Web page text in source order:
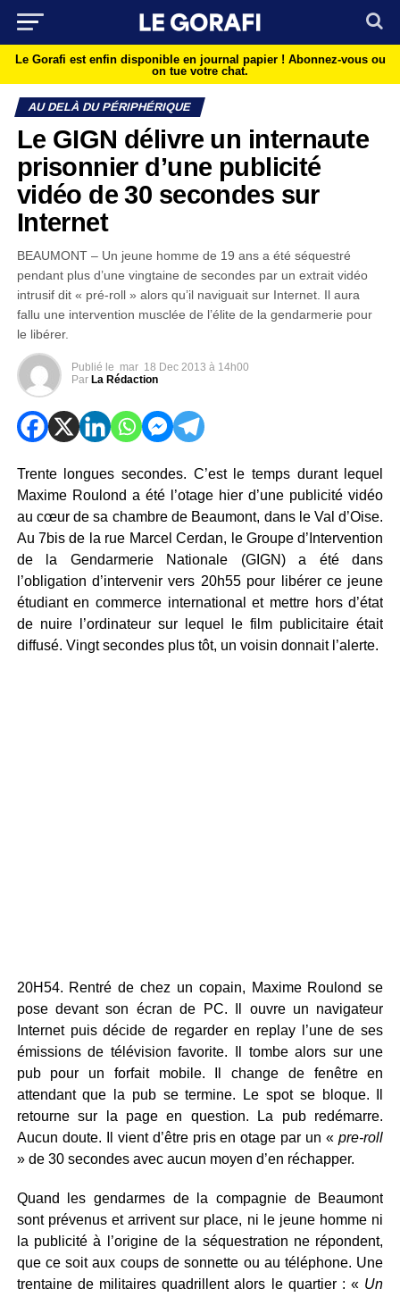
Le Gorafi est enfin disponible en journal papier ! Abonnez-vous ou
on tue votre chat.
AU DELÀ DU PÉRIPHÉRIQUE
Le GIGN délivre un internaute
prisonnier d’une publicité
vidéo de 30 secondes sur
Internet
BEAUMONT – Un jeune homme de 19 ans a été séquestré
pendant plus d’une vingtaine de secondes par un extrait vidéo
intrusif dit « pré-roll » alors qu’il naviguait sur Internet. Il aura
fallu une intervention musclée de l’élite de la gendarmerie pour
le libérer.
Publié le mar 18 Dec 2013 à 14h00
Par La Rédaction
Trente longues secondes. C’est le temps durant lequel
Maxime Roulond a été l’otage hier d’une publicité vidéo
au cœur de sa chambre de Beaumont, dans le Val d’Oise.
Au 7bis de la rue Marcel Cerdan, le Groupe d’Intervention
de la Gendarmerie Nationale (GIGN) a été dans
l’obligation d’intervenir vers 20h55 pour libérer ce jeune
étudiant en commerce international et mettre hors d’état
de nuire l’ordinateur sur lequel le film publicitaire était
diffusé. Vingt secondes plus tôt, un voisin donnait l’alerte.
20H54. Rentré de chez un copain, Maxime Roulond se
pose devant son écran de PC. Il ouvre un navigateur
Internet puis décide de regarder en replay l’une de ses
émissions de télévision favorite. Il tombe alors sur une
pub pour un forfait mobile. Il change de fenêtre en
attendant que la pub se termine. Le spot se bloque. Il
retourne sur la page en question. La pub redémarre.
Aucun doute. Il vient d’être pris en otage par un «pre-roll
» de 30 secondes avec aucun moyen d’en réchapper.
Quand les gendarmes de la compagnie de Beaumont
sont prévenus et arrivent sur place, ni le jeune homme ni
la publicité à l’origine de la séquestration ne répondent,
que ce soit aux coups de sonnette ou au téléphone. Une
trentaine de militaires quadrillent alors le quartier : « Un